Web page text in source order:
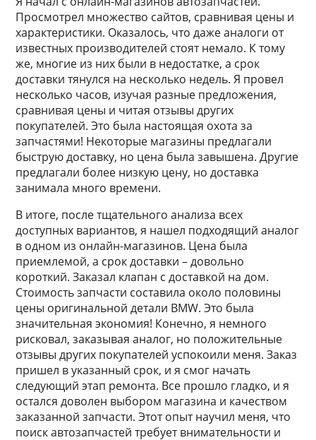
Просмотрел множество сайтов, сравнивая цены и
характеристики. Оказалось, что даже аналоги от
известных производителей стоят немало. К тому
же, многие из них были в недостатке, а срок
доставки тянулся на несколько недель. Я провел
несколько часов, изучая разные предложения,
сравнивая цены и читая отзывы других
покупателей. Это была настоящая охота за
запчастями! Некоторые магазины предлагали
быструю доставку, но цена была завышена. Другие
предлагали более низкую цену, но доставка
занимала много времени.
В итоге, после тщательного анализа всех
доступных вариантов, я нашел подходящий аналог
в одном из онлайн-магазинов. Цена была
приемлемой, а срок доставки – довольно
короткий. Заказал клапан с доставкой на дом.
Стоимость запчасти составила около половины
цены оригинальной детали BMW. Это была
значительная экономия! Конечно, я немного
рисковал, заказывая аналог, но положительные
отзывы других покупателей успокоили меня. Заказ
пришел в указанный срок, и я смог начать
следующий этап ремонта. Все прошло гладко, и я
остался доволен выбором магазина и качеством
заказанной запчасти. Этот опыт научил меня, что
поиск автозапчастей требует внимательности и